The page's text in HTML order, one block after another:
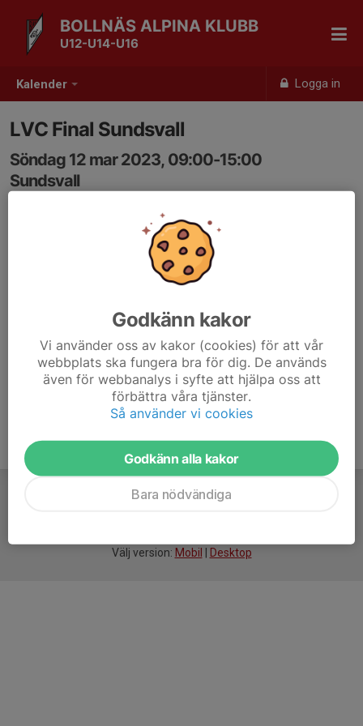
Kalender Logga in
BOLLNÄS ALPINA KLUBB
U12-U14-U16
LVC Final Sundsvall
Söndag 12 mar 2023, 09:00-15:00
Sundsvall
Välj version: Mobil Desktop
Godkänn kakor
Vi använder oss av kakor (cookies) för att vår
webbplats ska fungera bra för dig. De används
även för webbanalys i syfte att hjälpa oss att
förbättra våra tjänster.
Så använder vi cookies
Godkänn alla kakor
Bara nödvändiga